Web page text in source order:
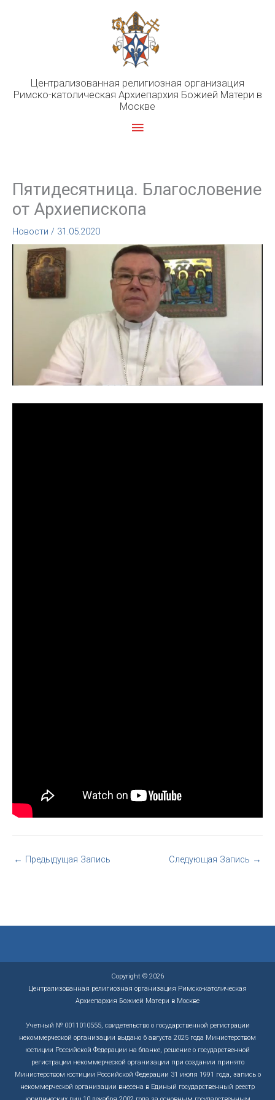
Централизованная религиозная организация
Римско-католическая Архиепархия Божией Матери в
Москве
Главное
Пятидесятница. Благословение
от Архиепископа
Новости / 31.05.2020
← Предыдущая Запись Следующая Запись →
Copyright © 2026
Централизованная религиозная организация Римско-католическая
Архиепархия Божией Матери в Москве
Учетный № 0011010555, свидетельство о государственной регистрации
некоммерческой организации выдано 6 августа 2025 года Министерством
юстиции Российской Федерации на бланке, решение о государственной
регистрации некоммерческой организации при создании принято
Министерством юстиции Российской Федерации 31 июля 1991 года, запись о
некоммерческой организации внесена в Единый государственный реестр